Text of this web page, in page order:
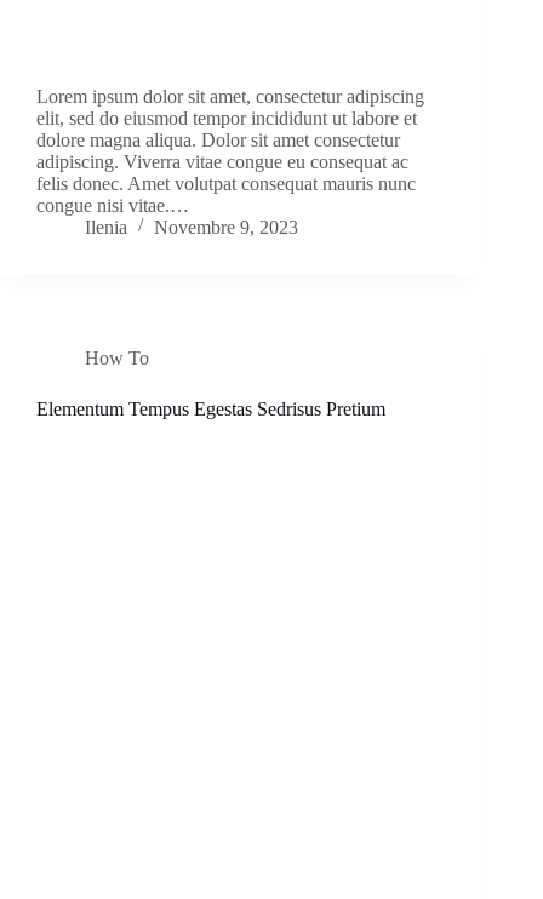
Lorem ipsum dolor sit amet, consectetur adipiscing
elit, sed do eiusmod tempor incididunt ut labore et
dolore magna aliqua. Dolor sit amet consectetur
adipiscing. Viverra vitae congue eu consequat ac
felis donec. Amet volutpat consequat mauris nunc
congue nisi vitae.…
Ilenia
Novembre 9, 2023
How To
Elementum Tempus Egestas Sedrisus Pretium